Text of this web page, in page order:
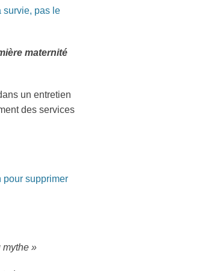
survie, pas le
maternité
un entretien
des services
pour supprimer
mythe »